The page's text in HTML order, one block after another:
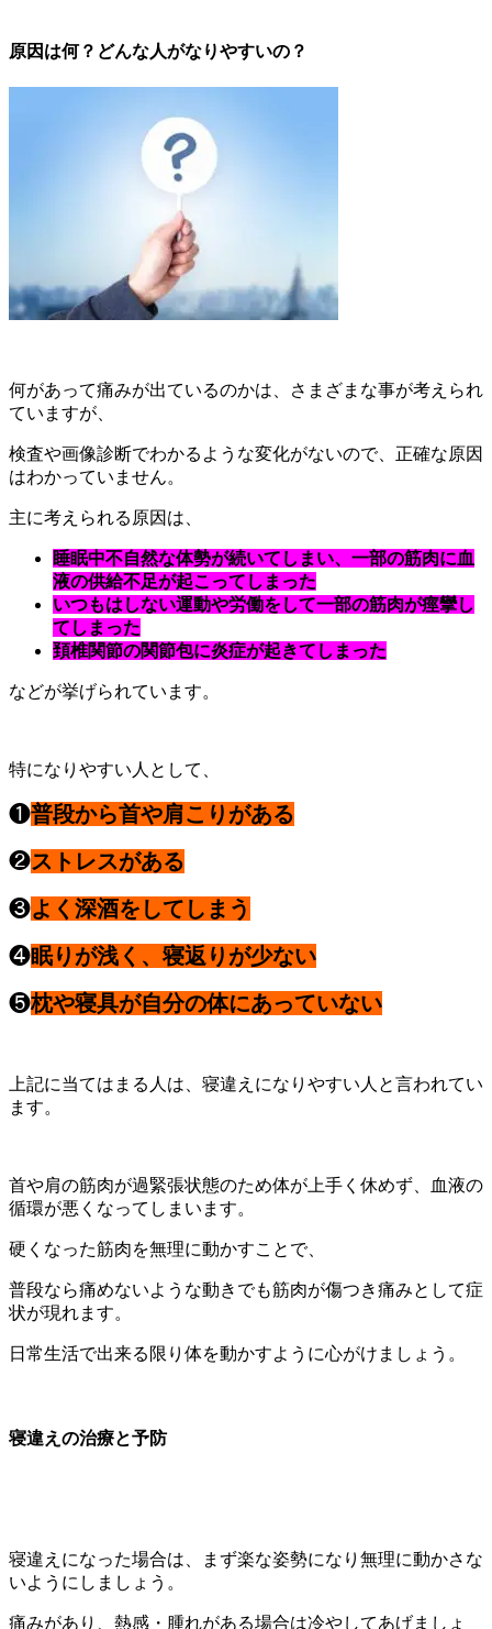
原因は何？どんな人がなりやすいの？
何があって痛みが出ているのかは、さまざまな事が考えられ
ていますが、
検査や画像診断でわかるような変化がないので、正確な原因
はわかっていません。
主に考えられる原因は、
睡眠中不自然な体勢が続いてしまい、一部の筋肉に血
液の供給不足が起こってしまった
いつもはしない運動や労働をして一部の筋肉が痙攣し
てしまった
頚椎関節の関節包に炎症が起きてしまった
などが挙げられています。
特になりやすい人として、
❶普段から首や肩こりがある
❷ストレスがある
❸よく深酒をしてしまう
❹眠りが浅く、寝返りが少ない
❺枕や寝具が自分の体にあっていない
上記に当てはまる人は、寝違えになりやすい人と言われてい
ます。
首や肩の筋肉が過緊張状態のため体が上手く休めず、血液の
循環が悪くなってしまいます。
硬くなった筋肉を無理に動かすことで、
普段なら痛めないような動きでも筋肉が傷つき痛みとして症
状が現れます。
日常生活で出来る限り体を動かすように心がけましょう。
寝違えの治療と予防
寝違えになった場合は、まず楽な姿勢になり無理に動かさな
いようにしましょう。
痛みがあり、熱感・腫れがある場合は冷やしてあげましょ